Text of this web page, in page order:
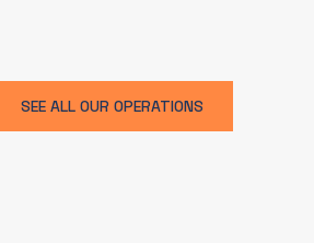
SEE ALL OUR OPERATIONS